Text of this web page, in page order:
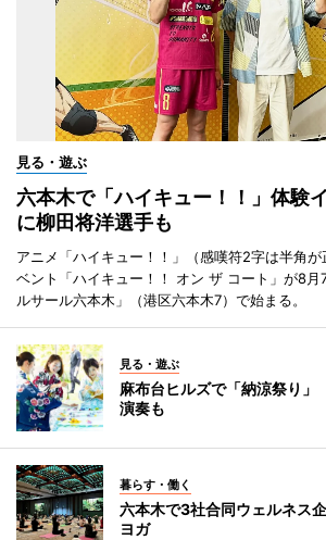
見る・遊ぶ
六本木で「ハイキュー！！」体
に柳田将洋選手も
アニメ「ハイキュー！！」（感嘆符2字は半角
ベント「ハイキュー！！ オン ザ コート」が8月
ルサール六本木」（港区六本木7）で始まる。
見る・遊ぶ
麻布台ヒルズで「納涼祭り
演奏も
暮らす・働く
六本木で3社合同ウェルネ
ヨガ